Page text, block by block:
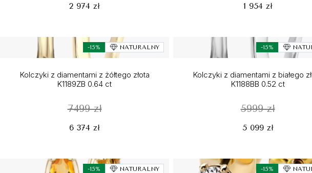
2 974 zł 1 954 zł
-15% NATURALNY
Kolczyki z diamentami z żółtego złota
K1189ZB 0.64 ct
7499 zł
6 374 zł
-15%
Kolczyki z diamentami z białego
K1188BB 0.52 ct
5999 zł
5 099 zł
-15% NATURALNY -15%